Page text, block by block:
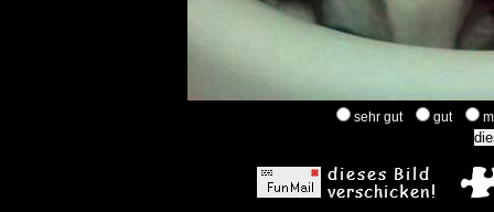
sehr gut gut